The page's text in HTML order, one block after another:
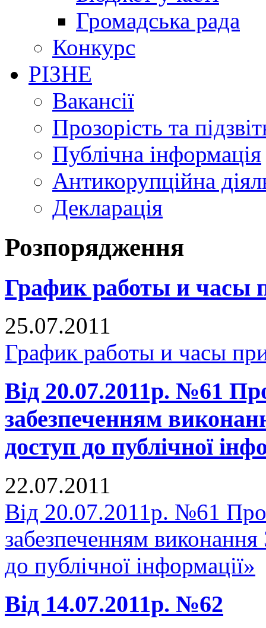
Громадська рада
Конкурс
РІЗНЕ
Вакансії
Прозорість та
Публічна інформація
Антикорупційна
Декларація
Розпорядження
График работы и часы
25.07.2011
График работы и часы
Від 20.07.2011р. №61
забезпеченням
доступ до публічної
22.07.2011
Від 20.07.2011р. №61 Про
забезпеченням
до публічної інформації»
Від 14.07.2011р. №62